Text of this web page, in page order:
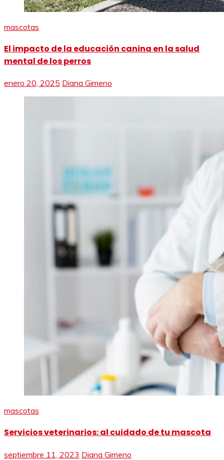
mascotas
El impacto de la educación canina en la salud
mental de los perros
enero 20, 2025 Diana Gimeno
mascotas
Servicios veterinarios: al cuidado de tu mascota
septiembre 11, 2023 Diana Gimeno